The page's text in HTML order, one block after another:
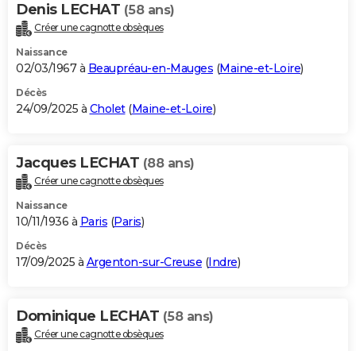
Denis LECHAT (58 ans)
Créer une cagnotte obsèques
Naissance
02/03/1967 à Beaupréau-en-Mauges (Maine-et-Loire)
Décès
24/09/2025 à Cholet(Maine-et-Loire)
Jacques LECHAT (88 ans)
Créer une cagnotte obsèques
Naissance
10/11/1936 à Paris (Paris)
Décès
17/09/2025 à Argenton-sur-Creuse (Indre)
Dominique LECHAT (58 ans)
Créer une cagnotte obsèques